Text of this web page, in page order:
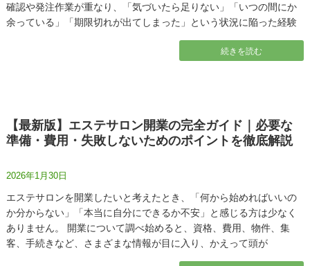
確認や発注作業が重なり、「気づいたら足りない」「いつの間にか
余っている」「期限切れが出てしまった」という状況に陥った経験
続きを読む
【最新版】エステサロン開業の完全ガイド｜必要な
準備・費用・失敗しないためのポイントを徹底解説
2026年1月30日
エステサロンを開業したいと考えたとき、「何から始めればいいの
か分からない」「本当に自分にできるか不安」と感じる方は少なく
ありません。 開業について調べ始めると、資格、費用、物件、集
客、手続きなど、さまざまな情報が目に入り、かえって頭が